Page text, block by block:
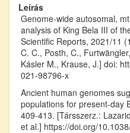
Leírás
Genome-wide autosomal,
analysis of King Bela III of
Scientific Reports, 2021/11
C. C., Posth, C.,
Kásler M., Krause, J.] doi:
021-98796-x
Ancient human genomes
populations for present-day
409-413. [Társszerz.:
et al.] https://doi.org/